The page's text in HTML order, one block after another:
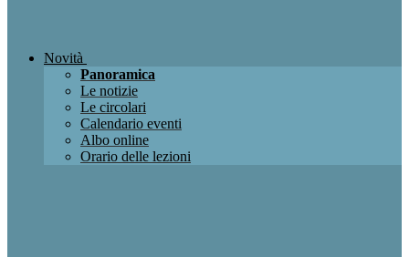
Novità
Panoramica
Le notizie
Le circolari
Calendario eventi
Albo online
Orario delle lezioni